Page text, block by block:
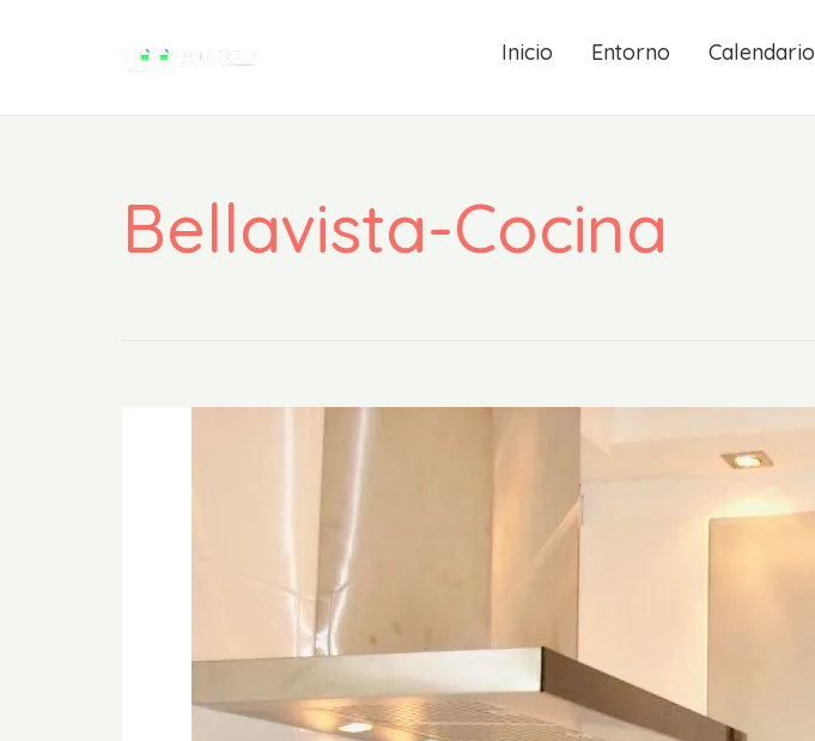
Inicio Entorno Calendario
Bellavista-Cocina